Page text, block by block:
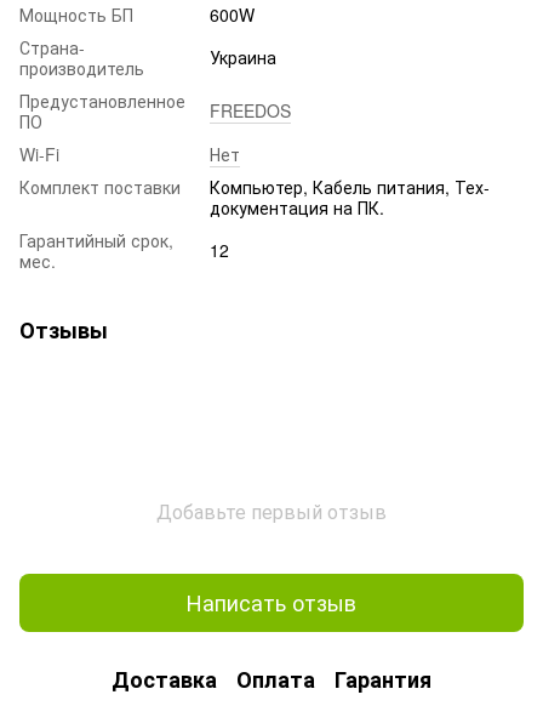
Мощность БП
600W
Страна-
производитель
Украина
Предустановленное
ПО
FREEDOS
Wi-Fi
Нет
Комплект поставки
Компьютер, Кабель питания, Тех-
документация на ПК.
Гарантийный срок,
мес.
12
Отзывы
Добавьте первый отзыв
Написать отзыв
Доставка Оплата Гарантия